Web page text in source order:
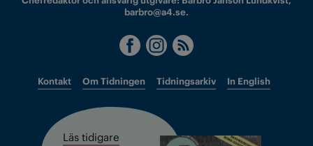
barbro@a4.se.
Kontakt Om Tidningen Tidningsarkiv In English
Läs tidigare